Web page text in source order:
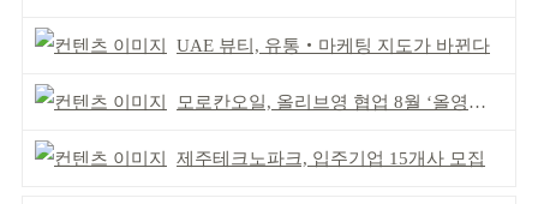
UAE 뷰티, 유통‧마케팅 지도가 바뀐다
모로칸오일, 올리브영 협업 8월 ‘올영픽’ 선정
제주테크노파크, 입주기업 15개사 모집